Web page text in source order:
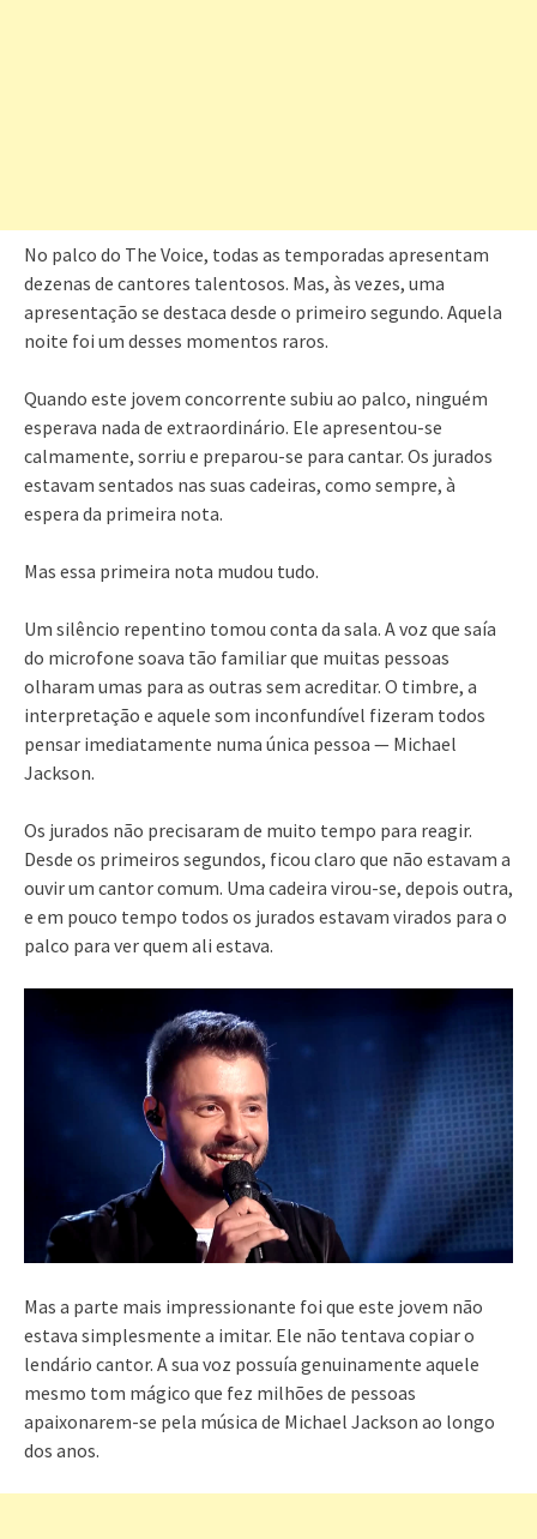
No palco do The Voice, todas as temporadas apresentam
dezenas de cantores talentosos. Mas, às vezes, uma
apresentação se destaca desde o primeiro segundo. Aquela
noite foi um desses momentos raros.
Quando este jovem concorrente subiu ao palco, ninguém
esperava nada de extraordinário. Ele apresentou-se
calmamente, sorriu e preparou-se para cantar. Os jurados
estavam sentados nas suas cadeiras, como sempre, à
espera da primeira nota.
Mas essa primeira nota mudou tudo.
Um silêncio repentino tomou conta da sala. A voz que saía
do microfone soava tão familiar que muitas pessoas
olharam umas para as outras sem acreditar. O timbre, a
interpretação e aquele som inconfundível fizeram todos
pensar imediatamente numa única pessoa — Michael
Jackson.
Os jurados não precisaram de muito tempo para reagir.
Desde os primeiros segundos, ficou claro que não estavam a
ouvir um cantor comum. Uma cadeira virou-se, depois outra,
e em pouco tempo todos os jurados estavam virados para o
palco para ver quem ali estava.
Mas a parte mais impressionante foi que este jovem não
estava simplesmente a imitar. Ele não tentava copiar o
lendário cantor. A sua voz possuía genuinamente aquele
mesmo tom mágico que fez milhões de pessoas
apaixonarem-se pela música de Michael Jackson ao longo
dos anos.